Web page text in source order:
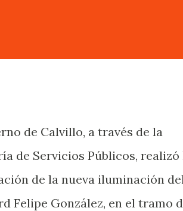
de Calvillo, a través de la
de Servicios Públicos, realizó
de la nueva iluminación
Felipe González, en el tramo